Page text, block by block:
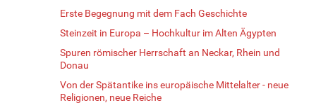
Erste Begegnung mit dem Fach Geschichte
Steinzeit in Europa – Hochkultur im Alten Ägypten
Spuren römischer Herrschaft an Neckar, Rhein und
Donau
Von der Spätantike ins europäische Mittelalter - neue
Religionen, neue Reiche